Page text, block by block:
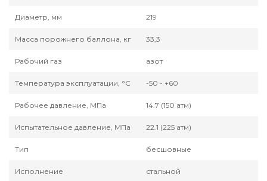
Диаметр, мм 219
Масса порожнего баллона, кг 33,3
Рабочий газ азот
Температура эксплуатации, °С -50 - +60
Рабочее давление, МПа 14.7 (150 атм)
Испытательное давление, МПа 22.1 (225 атм)
Тип бесшовные
Исполнение стальной